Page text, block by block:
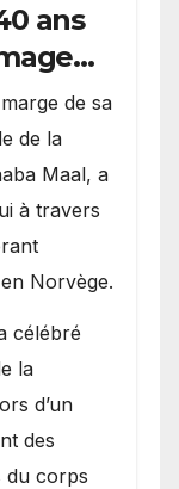
ans
de sa
de la
Maal, a
à travers
Norvège.
célébré
la
d’un
des
du corps